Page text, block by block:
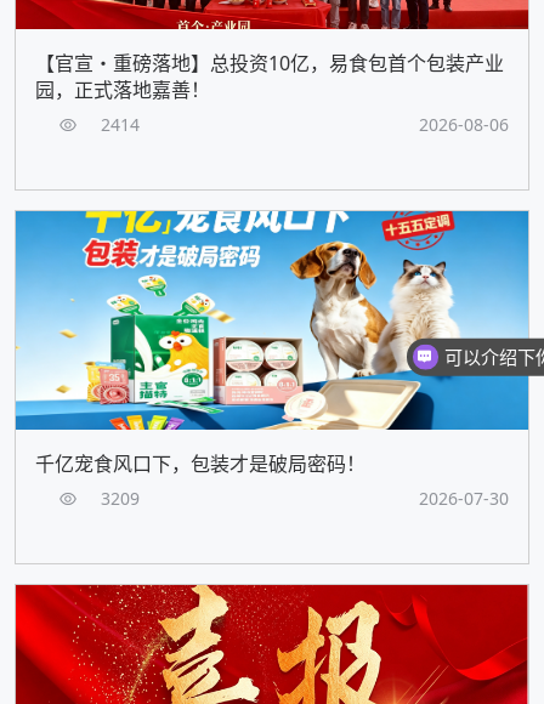
【官宣・重磅落地】总投资10亿，易食包首个包装产业
园，正式落地嘉善！
2414 2026-08-06
千亿宠食风口下，包装才是破局密码！
3209 2026-07-30